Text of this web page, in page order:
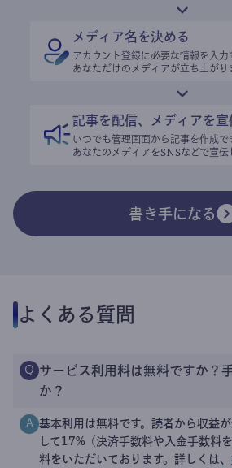
メディア名を決める
アカウント登録に必要な情報を入力
あなただけのメディアが立ち上がり
記事を配信、メディアを宣
いつでも管理画面から記事を作成で
あなたのメディアをSNSなどで宣伝
書き手になる
よくある質問
Q サービス利用料は無料ですか？
か？
A 基本利用は無料です。読者から収益
して17%（決済手数料や入金手数料
料をいただいております。詳しくは、